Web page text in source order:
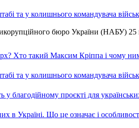
та у колишнього командувача
бюро України (НАБУ) 25
Хто такий Максим Кріппа і чому
та у колишнього командувача
у благодійному проєкті для
в Україні. Що це означає і